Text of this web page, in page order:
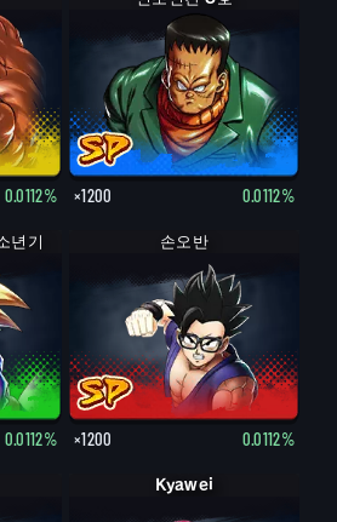
0.0112% ×1200 0.0112%
년기
0.0112%
손오반
×1200 0.0112%
Kyawei